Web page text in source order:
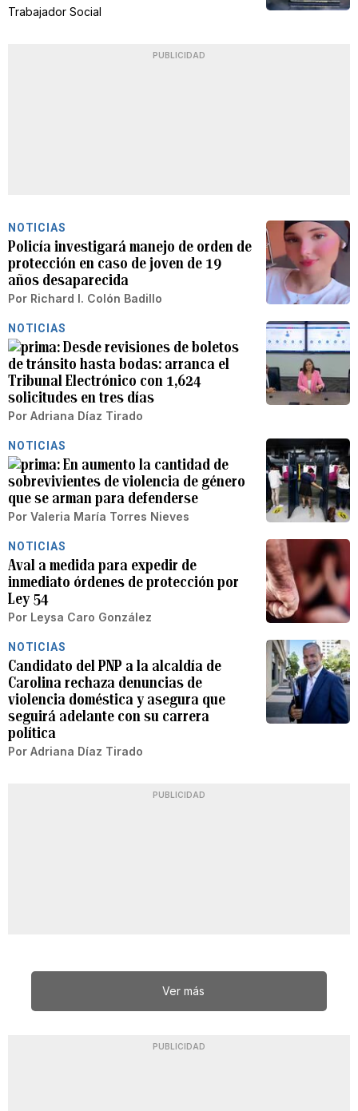
Trabajador Social
PUBLICIDAD
NOTICIAS
Policía investigará manejo de orden de
protección en caso de joven de 19
años desaparecida
Por Richard I. Colón Badillo
NOTICIAS
Desde revisiones de boletos
de tránsito hasta bodas: arranca el
Tribunal Electrónico con 1,624
solicitudes en tres días
Por Adriana Díaz Tirado
NOTICIAS
En aumento la cantidad de
sobrevivientes de violencia de género
que se arman para defenderse
Por Valeria María Torres Nieves
NOTICIAS
Aval a medida para expedir de
inmediato órdenes de protección por
Ley 54
Por Leysa Caro González
NOTICIAS
Candidato del PNP a la alcaldía de
Carolina rechaza denuncias de
violencia doméstica y asegura que
seguirá adelante con su carrera
política
Por Adriana Díaz Tirado
PUBLICIDAD
Ver más
PUBLICIDAD